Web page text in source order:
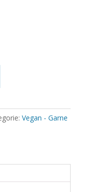
Vegan - Garne